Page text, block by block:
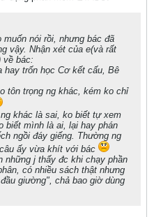
nói rồi, nhưng bác đã
vậy. Nhận xét của e(và rất
về bác:
hay trốn học Cơ kết cấu, Bê
tôn trọng ng khác, kém ko chỉ
khác là sai, ko biết tự xem
biết mình là ai, lại hay phán
ngồi đáy giếng. Thường ng
ấy vừa khít với bác
những j thấy đc khi chạy phần
có nhiều sách thật nhưng
giường", chả bao giờ dùng